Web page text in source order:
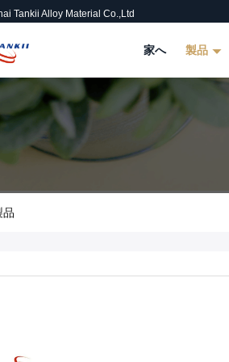
Tankii Alloy Material Co.,Ltd
家へ 製品
品